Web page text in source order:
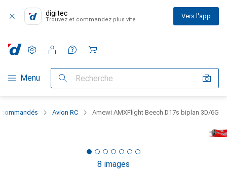
digitec
Trouvez et commandez plus vite Vers l'app
Navigation par catégorie
Menu Recherche
Paramètres
Compte client
Listes de comparaison
Listes d'envies
Panier
Avion RC Amewi AMXFlight Beech D17s biplan 3D/6G
8 images